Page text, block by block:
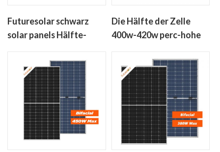
Futuresolar schwarz
solar panels Hälfte-
crystalline solar panel
Die Hälfte der Zelle
400w-420w perc-hohe
ohne anti-dumping-
Steuern